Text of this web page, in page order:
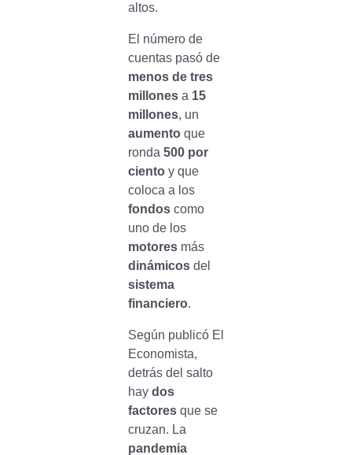
altos.
El número de
cuentas pasó de
menos de tres
millonesa 15
millones, un
aumento que
ronda 500 por
cientoy que
coloca a los
fondos como
uno de los
motoresmás
dinámicosdel
sistema
financiero.
Según publicó El
Economista,
detrás del salto
hay dos
factores que se
cruzan. La
pandemia